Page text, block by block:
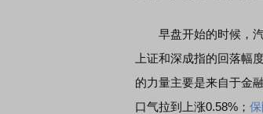
早盘开始的时候，汽
上证和深成指的回落
的力量主要是来自于金
口气拉到上涨0.58%；